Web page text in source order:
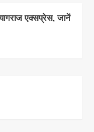
एक्सप्रेस, जानें